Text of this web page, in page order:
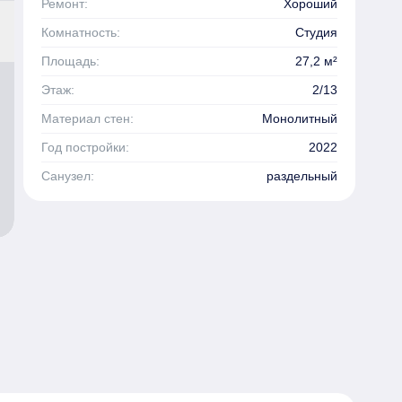
Ремонт:
Хороший
Комнатность:
Студия
Площадь:
27,2 м²
Этаж:
2/13
Материал стен:
Монолитный
Год постройки:
2022
Санузел:
раздельный